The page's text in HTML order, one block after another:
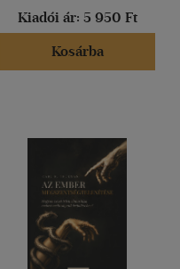
Kiadói ár: 5 950 Ft
Kosárba